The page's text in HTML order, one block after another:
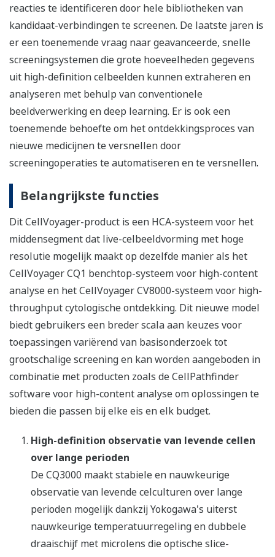
reacties te identificeren door hele bibliotheken van
kandidaat-verbindingen te screenen. De laatste jaren is
er een toenemende vraag naar geavanceerde, snelle
screeningsystemen die grote hoeveelheden gegevens
uit high-definition celbeelden kunnen extraheren en
analyseren met behulp van conventionele
beeldverwerking en deep learning. Er is ook een
toenemende behoefte om het ontdekkingsproces van
nieuwe medicijnen te versnellen door
screeningoperaties te automatiseren en te versnellen.
Belangrijkste functies
Dit CellVoyager-product is een HCA-systeem voor het
middensegment dat live-celbeeldvorming met hoge
resolutie mogelijk maakt op dezelfde manier als het
CellVoyager CQ1 benchtop-systeem voor high-content
analyse en het CellVoyager CV8000-systeem voor high-
throughput cytologische ontdekking. Dit nieuwe model
biedt gebruikers een breder scala aan keuzes voor
toepassingen variërend van basisonderzoek tot
grootschalige screening en kan worden aangeboden in
combinatie met producten zoals de CellPathfinder
software voor high-content analyse om oplossingen te
bieden die passen bij elke eis en elk budget.
High-definition observatie van levende cellen
over lange perioden
De CQ3000 maakt stabiele en nauwkeurige
observatie van levende celculturen over lange
perioden mogelijk dankzij Yokogawa's uiterst
nauwkeurige temperatuurregeling en dubbele
draaischijf met microlens die optische slice-